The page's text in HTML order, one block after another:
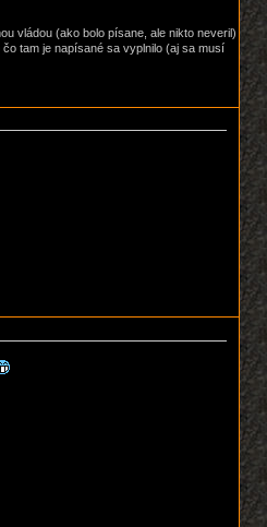
vládou (ako bolo písane, ale nikto neveril)
tam je napísané sa vyplnilo (aj sa musí